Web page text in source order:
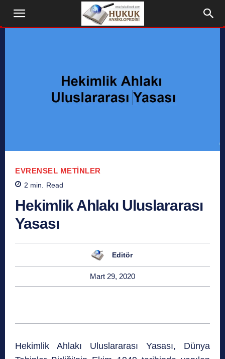
EVRENSEL METINLER
2 min. Read
Hekimlik Ahlakı Uluslararası
Yasası
Editör
Mart 29, 2020
Hekimlik Ahlakı Uluslararası Yasası, Dünya